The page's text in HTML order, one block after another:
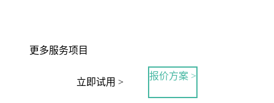
更多服务项目
立即试用 >
报价方案 >